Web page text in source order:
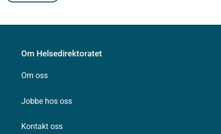
Om Helsedirektoratet
Om oss
Jobbe hos oss
Kontakt oss